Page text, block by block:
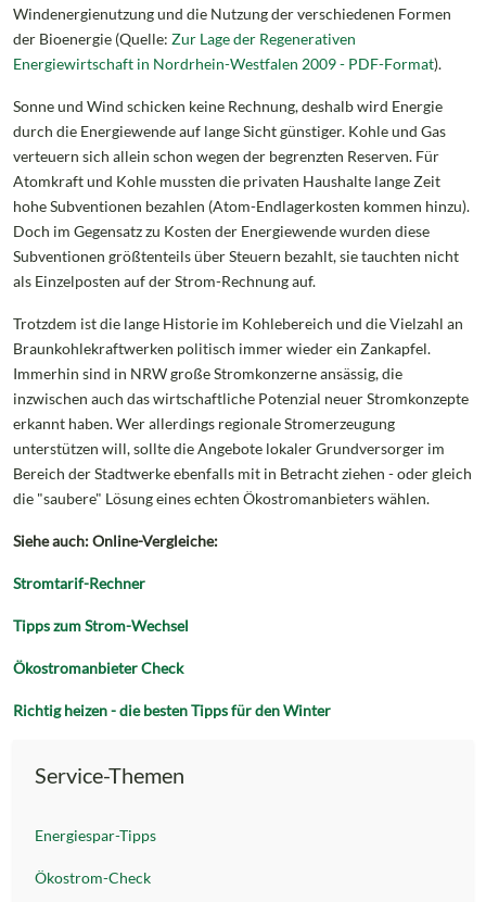
Windenergienutzung und die Nutzung der verschiedenen Formen
der Bioenergie (Quelle: Zur Lage der Regenerativen
Energiewirtschaft in Nordrhein-Westfalen 2009 - PDF-Format).
Sonne und Wind schicken keine Rechnung, deshalb wird Energie
durch die Energiewende auf lange Sicht günstiger. Kohle und Gas
verteuern sich allein schon wegen der begrenzten Reserven. Für
Atomkraft und Kohle mussten die privaten Haushalte lange Zeit
hohe Subventionen bezahlen (Atom-Endlagerkosten kommen hinzu).
Doch im Gegensatz zu Kosten der Energiewende wurden diese
Subventionen größtenteils über Steuern bezahlt, sie tauchten nicht
als Einzelposten auf der Strom-Rechnung auf.
Trotzdem ist die lange Historie im Kohlebereich und die Vielzahl an
Braunkohlekraftwerken politisch immer wieder ein Zankapfel.
Immerhin sind in NRW große Stromkonzerne ansässig, die
inzwischen auch das wirtschaftliche Potenzial neuer Stromkonzepte
erkannt haben. Wer allerdings regionale Stromerzeugung
unterstützen will, sollte die Angebote lokaler Grundversorger im
Bereich der Stadtwerke ebenfalls mit in Betracht ziehen - oder gleich
die "saubere" Lösung eines echten Ökostromanbieters wählen.
Siehe auch: Online-Vergleiche:
Stromtarif-Rechner
Tipps zum Strom-Wechsel
Ökostromanbieter Check
Richtig heizen - die besten Tipps für den Winter
Service-Themen
Energiespar-Tipps
Ökostrom-Check